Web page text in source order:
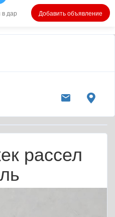
дар Добавить объявление
рассел